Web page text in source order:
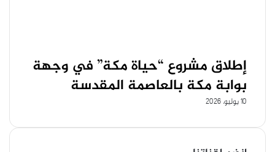
إطلاق مشروع “حياة مكة” في وجهة
بوابة مكة بالعاصمة المقدسة
10 يوليو، 2026